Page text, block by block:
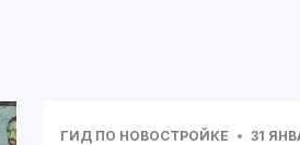
ГИД ПО НОВОСТРОЙКЕ 31